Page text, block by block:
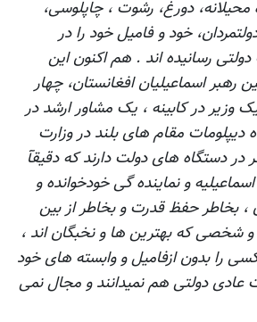
دورغ، رشوت ، چاپلوسی،
خود و فامیل خود را در
رسانیده اند . هم اکنون این
رهبر اسماعیلیان افغانستان، چهار
وزیر در کابینه ، یک مشاور ارشد در
دیپلومات مقام هاى بلند در وزارت
در دستگاه هاى دولت دارند که دقیقآ
و نماينده گى خودخوانده و
، بخاطر حفظ قدرت و بخاطر از بین
شخصى كه بهترین ها و نخبگان اند ،
را بدون ازفامیل و وابسته های خود
دولتی هم نمیدانند و مجال نمى